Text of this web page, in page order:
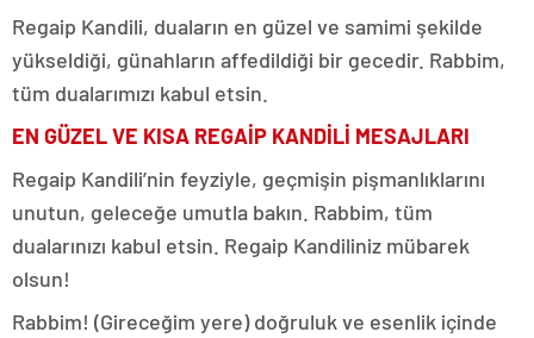
Regaip Kandili, duaların en güzel ve samimi şekilde
yükseldiği, günahların affedildiği bir gecedir. Rabbim,
tüm dualarımızı kabul etsin.
EN GÜZEL VE KISA REGAİP KANDİLİ MESAJLARI
Regaip Kandili’nin feyziyle, geçmişin pişmanlıklarını
unutun, geleceğe umutla bakın. Rabbim, tüm
dualarınızı kabul etsin. Regaip Kandiliniz mübarek
olsun!
Rabbim! (Gireceğim yere) doğruluk ve esenlik içinde